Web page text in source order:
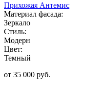
Прихожая Антемис
Материал фасада:
Зеркало
Стиль:
Модерн
Цвет:
Темный
от 35 000 руб.